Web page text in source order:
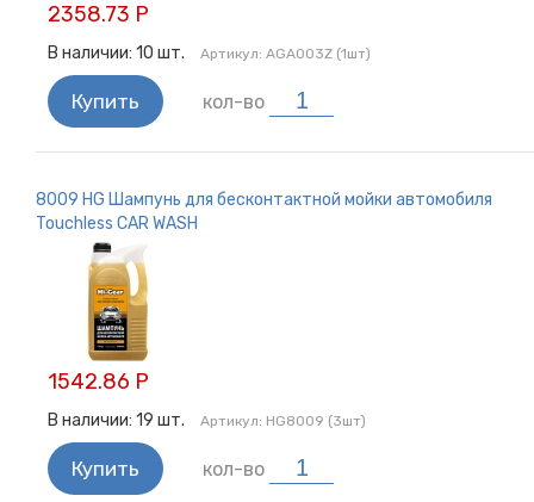
2358.73 Р
В наличии: 10 шт. Артикул: AGA003Z (1шт)
Купить кол-во
8009 HG Шампунь для бесконтактной мойки автомобиля
Touchless CAR WASH
1542.86 Р
В наличии: 19 шт. Артикул: HG8009 (3шт)
Купить кол-во